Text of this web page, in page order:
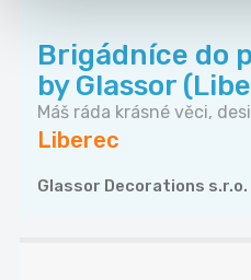
Brigádníce do
by Glassor
Máš ráda krásné věci,
Liberec
Glassor Decorations s.r.o.